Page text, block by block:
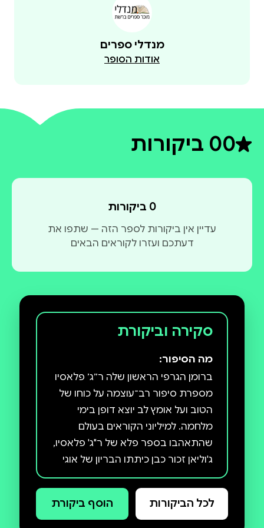
מנדלי ספרים
אודות הסופר
0דירוג ממוצע 0 מתוך 5
0 ביקורות
0 ביקורות
עדיין אין ביקורות לספר הזה — שתפו את
דעתכם ועזרו לקוראים הבאים
סקירה וביקורת
מה הסיפור:
ברומן הגרפי הראשון שלה ר״ג׳ פלאסיו
מספרת סיפור רב־עוצמה על כוחו של
הטוב ועל אומץ לב יוצא דופן בימי
מלחמה. למיליוני הקוראים בעולם
שהתאהבו בספר פלא של ר"ג' פלאסיו,
ג'וליאן זכור כבן כיתתו הבריון של אוגי
פולמן. ציפור לבנה חושף צד חדש
בג'וליאן, כשהוא מגלה את סיפור
ההתבגרות של סבתא שלו, שהוסתרה
לכל הביקורות הוסף ביקורת